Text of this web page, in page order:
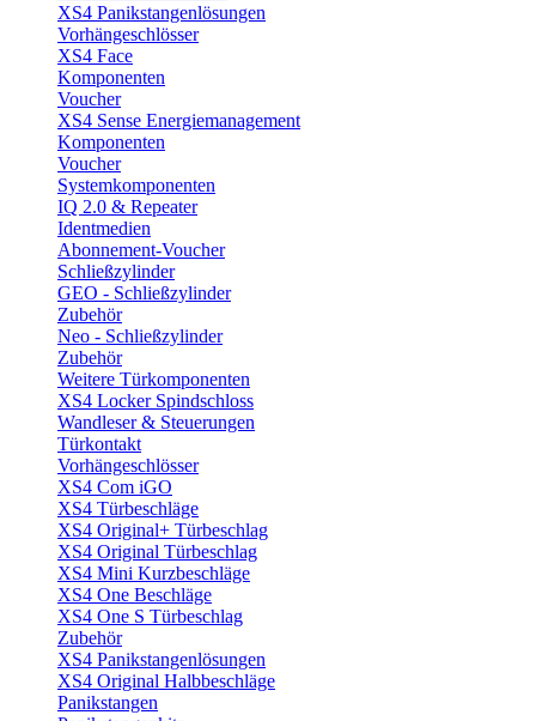
XS4 Panikstangenlösungen
Vorhängeschlösser
XS4 Face
Komponenten
Voucher
XS4 Sense Energiemanagement
Komponenten
Voucher
Systemkomponenten
IQ 2.0 & Repeater
Identmedien
Abonnement-Voucher
Schließzylinder
GEO - Schließzylinder
Zubehör
Neo - Schließzylinder
Zubehör
Weitere Türkomponenten
XS4 Locker Spindschloss
Wandleser & Steuerungen
Türkontakt
Vorhängeschlösser
XS4 Com iGO
XS4 Türbeschläge
XS4 Original+ Türbeschlag
XS4 Original Türbeschlag
XS4 Mini Kurzbeschläge
XS4 One Beschläge
XS4 One S Türbeschlag
Zubehör
XS4 Panikstangenlösungen
XS4 Original Halbbeschläge
Panikstangen